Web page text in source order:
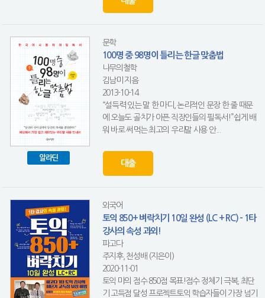
알라딘
문학
100명 중 98명이 틀리는 한글 맞춤법
나무의철학
김남미 지음
2013-10-14
“설득력 있는 말 한 마디, 논리적인 문장 한 줄 때문
에 오늘도 골치가 아픈 직장인들의 필독서!”쉽게 배
워 바로 써먹는 최고의 우리말 사용 안...
대출
외국어
토익 850+ 벼락치기 10일 완성 (LC + RC) - 1타
강사의 속성 과외!
파고다
주지후, 천성배 (지은이)
2020-11-01
토익 마의 점수 850점 목표!점수 정체기 극복, 최단
기 고득점 달성 프로젝트토익 학습자들이 가장 넘기